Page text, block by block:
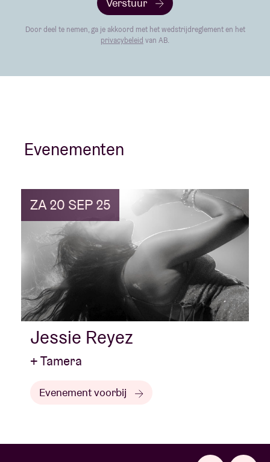
Door deel te nemen, ga je akkoord met het wedstrijdreglement en het
privacybeleid van AB.
Evenementen
ZA 20 SEP 25
Jessie Reyez
+ Tamera
Evenement voorbij